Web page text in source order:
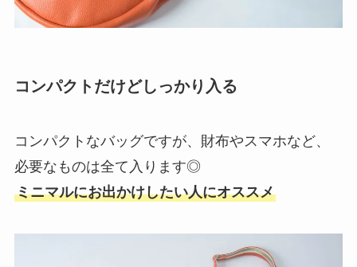
コンパクトだけどしっかり入る
コンパクトなバッグですが、財布やスマホなど、
必要なものは全て入ります◎
ミニマルにお出かけしたい人にオススメ